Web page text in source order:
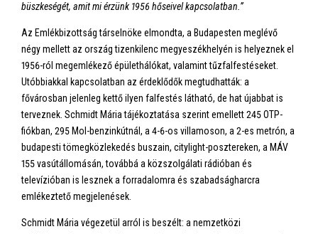
büszkeségét, amit mi érzünk 1956 hőseivel kapcsolatban.”
Az Emlékbizottság társelnöke elmondta, a Budapesten meglévő
négy mellett az ország tizenkilenc megyeszékhelyén is helyeznek el
1956-ról megemlékező épülethálókat, valamint tűzfalfestéseket.
Utóbbiakkal kapcsolatban az érdeklődők megtudhatták: a
fővárosban jelenleg kettő ilyen falfestés látható, de hat újabbat is
terveznek. Schmidt Mária tájékoztatása szerint emellett 245 OTP-
fiókban, 295 Mol-benzinkútnál, a 4-6-os villamoson, a 2-es metrón, a
budapesti tömegközlekedés buszain, citylight-posztereken, a MÁV
155 vasútállomásán, továbbá a közszolgálati rádióban és
televízióban is lesznek a forradalomra és szabadságharcra
emlékeztető megjelenések.
Schmidt Mária végezetül arról is beszélt: a nemzetközi